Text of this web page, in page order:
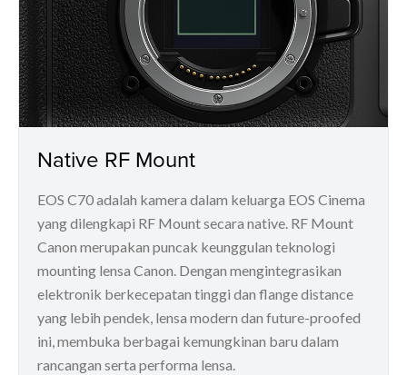
Native RF Mount
EOS C70 adalah kamera dalam keluarga EOS Cinema
yang dilengkapi RF Mount secara native. RF Mount
Canon merupakan puncak keunggulan teknologi
mounting lensa Canon. Dengan mengintegrasikan
elektronik berkecepatan tinggi dan flange distance
yang lebih pendek, lensa modern dan future-proofed
ini, membuka berbagai kemungkinan baru dalam
rancangan serta performa lensa.